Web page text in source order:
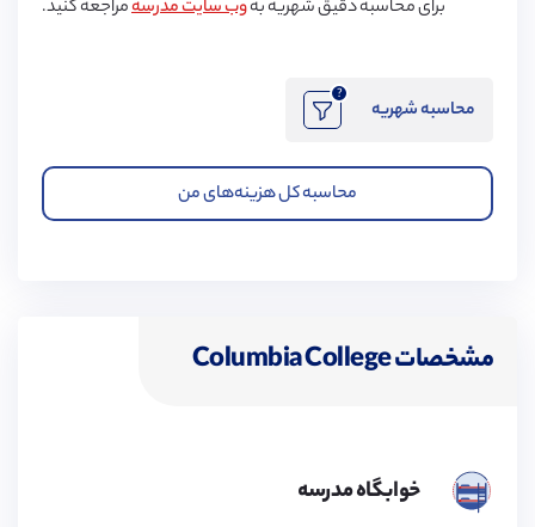
برای محاسبه دقیق شهریه بهوب سایت مدرسهمراجعه کنید.
محاسبه شهریه
?
محاسبه کل هزینه‌های من
مشخصات Columbia College
خوابگاه مدرسه